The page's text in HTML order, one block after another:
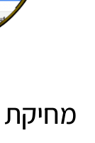
מחיקת